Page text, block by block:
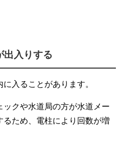
入りする
入ることがあります。
ックや水道局の方が水道メー
るため、電柱により回数が増